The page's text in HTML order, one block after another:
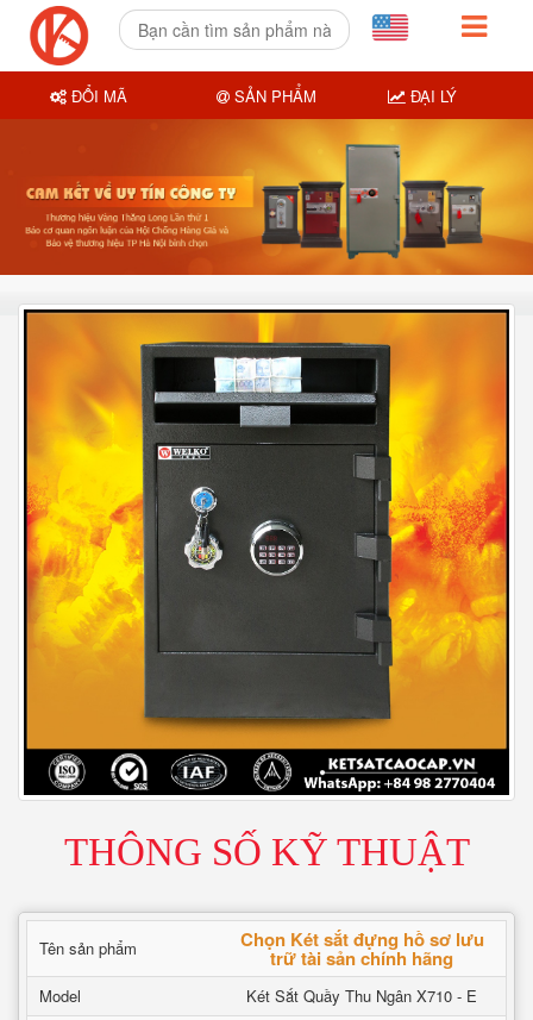
THÔNG SỐ KỸ THUẬT
Tên sản phẩm Chọn Két sắt đựng hồ sơ lưu
trữ tài sản chính hãng
Model
Két Sắt Quầy Thu Ngân X710 - E
ĐỔI MÃ SẢN PHẨM ĐẠI LÝ